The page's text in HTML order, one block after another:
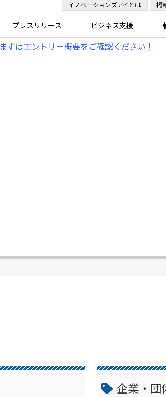
プレスリリース ビジネス支援
イノベーションズアイとは 掲
ずはエントリー概要をご確認ください！
企業・団